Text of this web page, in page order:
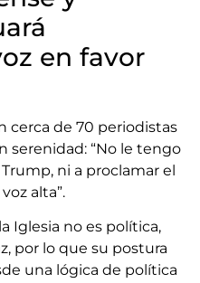
en favor
cerca de 70 periodistas
serenidad: “No le tengo
ni a proclamar el
alta”.
Iglesia no es política,
por lo que su postura
una lógica de política